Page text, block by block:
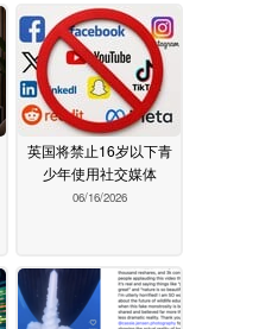
英国将禁止16岁以下青
少年使用社交媒体
06/16/2026